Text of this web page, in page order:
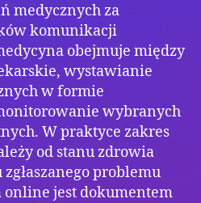
medycznych za
komunikacji
obejmuje między
wystawianie
w formie
wybranych
W praktyce zakres
od stanu zdrowia
problemu
online jest dokumentem